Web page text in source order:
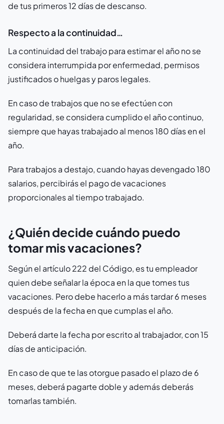
de tus primeros 12 días de descanso.
Respecto a la continuidad…
La continuidad del trabajo para estimar el año no se
considera interrumpida por enfermedad, permisos
justificados o huelgas y paros legales.
En caso de trabajos que no se efectúen con
regularidad, se considera cumplido el año continuo,
siempre que hayas trabajado al menos 180 días en el
año.
Para trabajos a destajo, cuando hayas devengado 180
salarios, percibirás el pago de vacaciones
proporcionales al tiempo trabajado.
¿Quién decide cuándo puedo
tomar mis vacaciones?
Según el artículo 222 del Código, es tu empleador
quien debe señalar la época en la que tomes tus
vacaciones. Pero debe hacerlo a más tardar 6 meses
después de la fecha en que cumplas el año.
Deberá darte la fecha por escrito al trabajador, con 15
días de anticipación.
En caso de que te las otorgue pasado el plazo de 6
meses, deberá pagarte doble y además deberás
tomarlas también.